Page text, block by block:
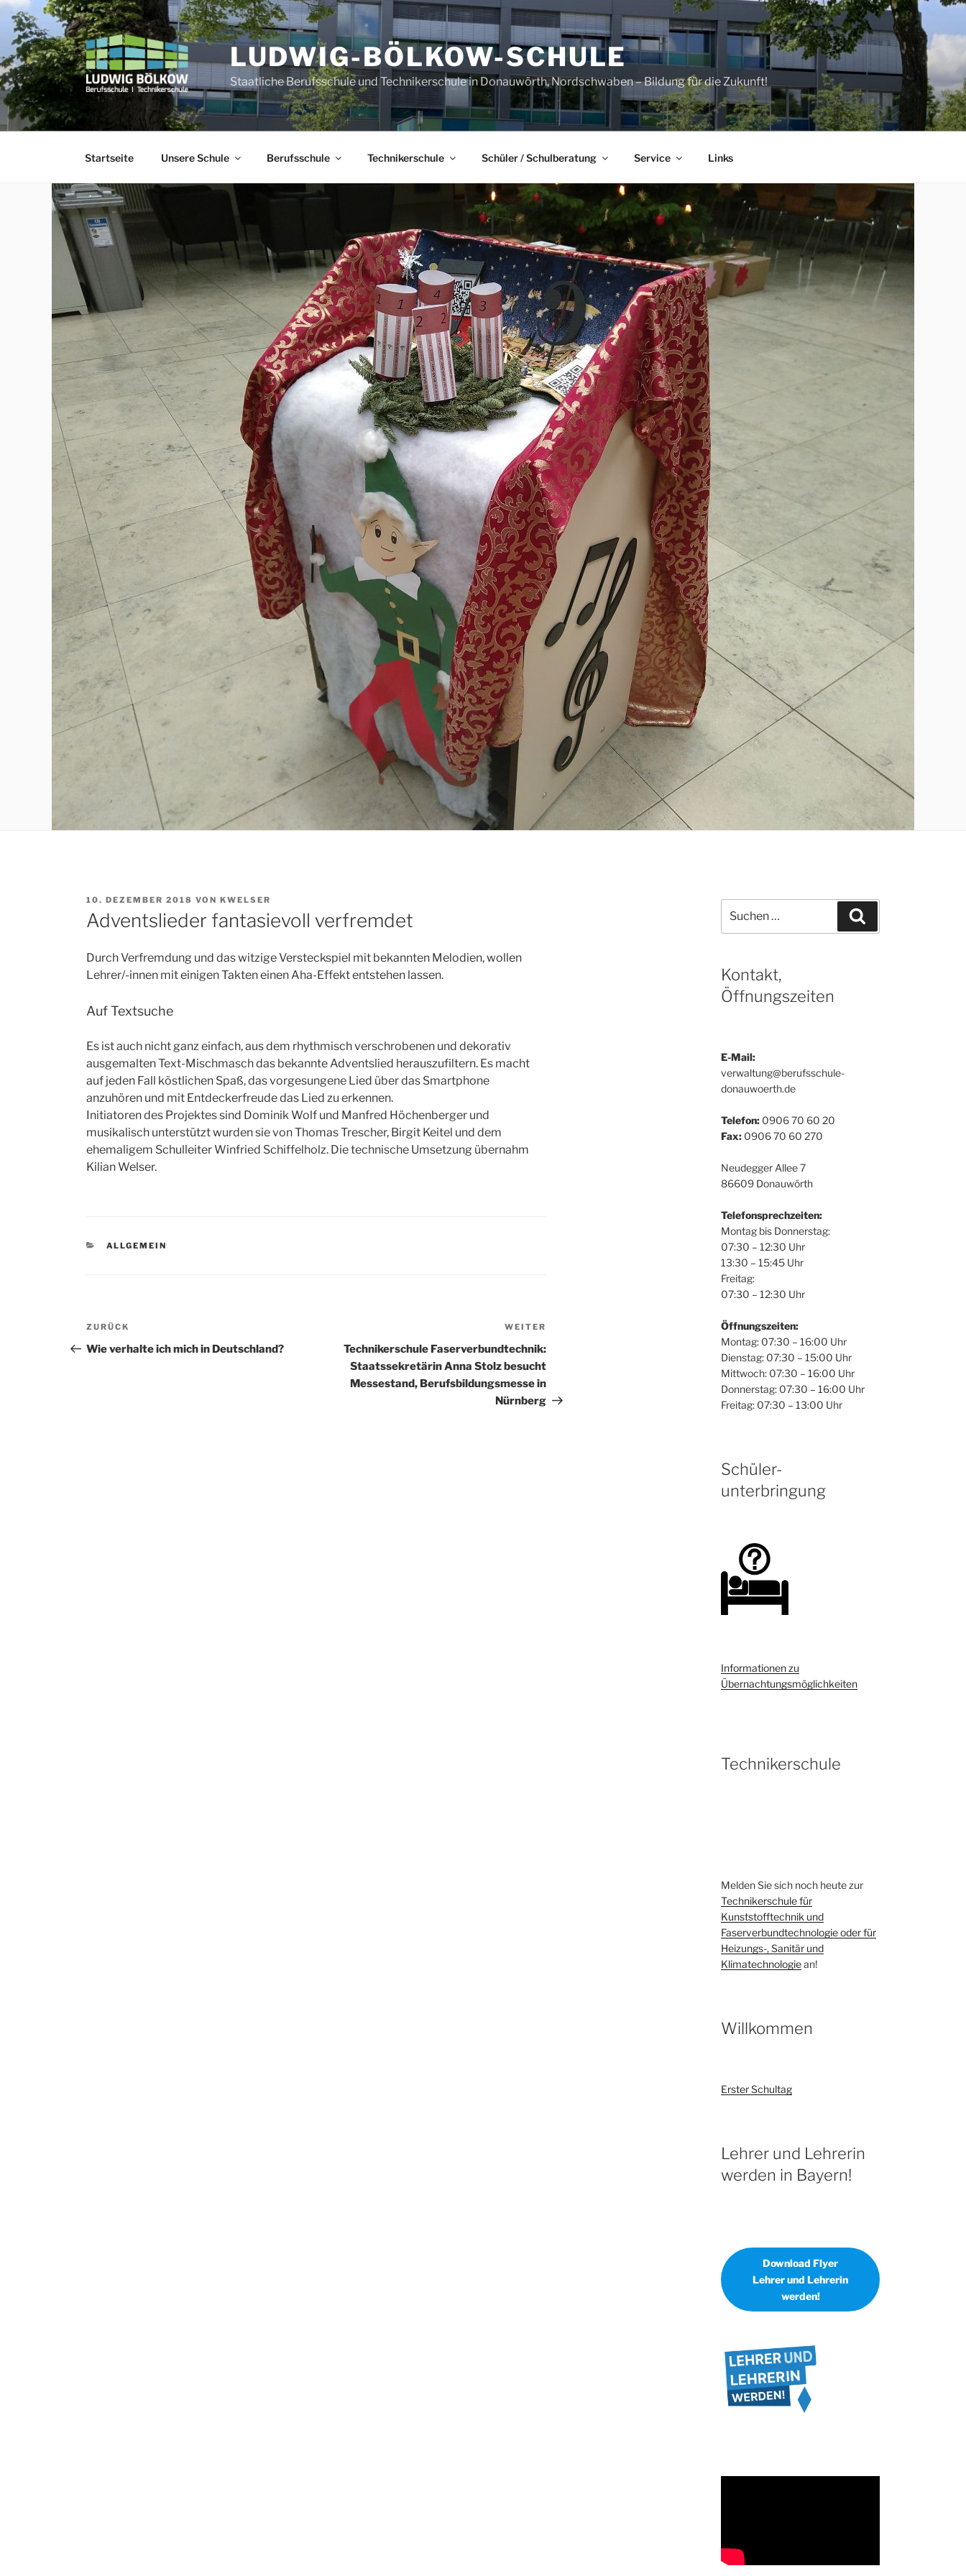
Zum
Inhalt
springen
LUDWIG-BÖLKOW-SCHULE
Staatliche Berufsschule und Technikerschule in Donauwörth, Nordschwaben – Bildung für die Zukunft!
Startseite Unsere Schule Berufsschule Technikerschule Schüler / Schulberatung Service Links
VERÖFFENTLICHT
AM
10. DEZEMBER 2018 VON KWELSER
Adventslieder fantasievoll verfremdet
Durch Verfremdung und das witzige Versteckspiel mit bekannten Melodien, wollen
Lehrer/-innen mit einigen Takten einen Aha-Effekt entstehen lassen.
Auf Textsuche
Es ist auch nicht ganz einfach, aus dem rhythmisch verschrobenen und dekorativ
ausgemalten Text-Mischmasch das bekannte Adventslied herauszufiltern. Es macht
auf jeden Fall köstlichen Spaß, das vorgesungene Lied über das Smartphone
anzuhören und mit Entdeckerfreude das Lied zu erkennen.
Initiatoren des Projektes sind Dominik Wolf und Manfred Höchenberger und
musikalisch unterstützt wurden sie von Thomas Trescher, Birgit Keitel und dem
ehemaligem Schulleiter Winfried Schiffelholz. Die technische Umsetzung übernahm
Kilian Welser.
KATEGORIEN
ALLGEMEIN
Beitragsnavigation
Vorheriger
Beitrag
ZURÜCK
Wie verhalte ich mich in Deutschland?
Beitrag
WEITER
Technikerschule Faserverbundtechnik:
Staatssekretärin Anna Stolz besucht
Messestand, Berufsbildungsmesse in
Nürnberg
nach:
Kontakt,
Öffnungszeiten
E-Mail:
verwaltung@berufsschule-
donauwoerth.de
Telefon: 0906 70 60 20
Fax: 0906 70 60 270
Neudegger Allee 7
86609 Donauwörth
Telefonsprechzeiten:
Montag bis Donnerstag:
07:30 – 12:30 Uhr
13:30 – 15:45 Uhr
Freitag:
07:30 – 12:30 Uhr
Öffnungszeiten:
Montag: 07:30 – 16:00 Uhr
Dienstag: 07:30 – 15:00 Uhr
Mittwoch: 07:30 – 16:00 Uhr
Donnerstag: 07:30 – 16:00 Uhr
Freitag: 07:30 – 13:00 Uhr
Schüler-
unterbringung
Informationen zu
Übernachtungsmöglichkeiten
Technikerschule
Melden Sie sich noch heute zur
Technikerschule für
Kunststofftechnik und
Faserverbundtechnologie oder für
Heizungs-, Sanitär und
Klimatechnologiean!
Willkommen
Erster Schultag
Lehrer und Lehrerin
werden in Bayern!
Download Flyer
Lehrer und Lehrerin
werden!